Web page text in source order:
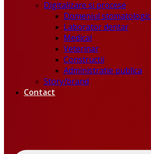
Digitalizare si procese
Domeniul stomatologic
Laborator dentar
Medical
Veterinar
Constructii
Administratie publica
Story/brand
Contact